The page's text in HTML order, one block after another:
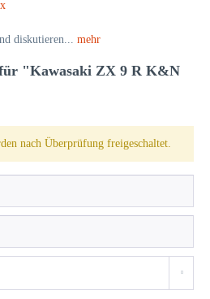
diskutieren... mehr
"Kawasaki ZX 9 R K&N
nach Überprüfung freigeschaltet.